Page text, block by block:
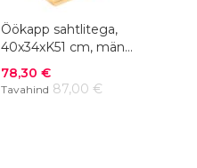
Öökapp sahtlitega,
40x34xK51 cm, mänd,
värvivalik
Soodushind
78,30 €
Tavahind 87,00 €